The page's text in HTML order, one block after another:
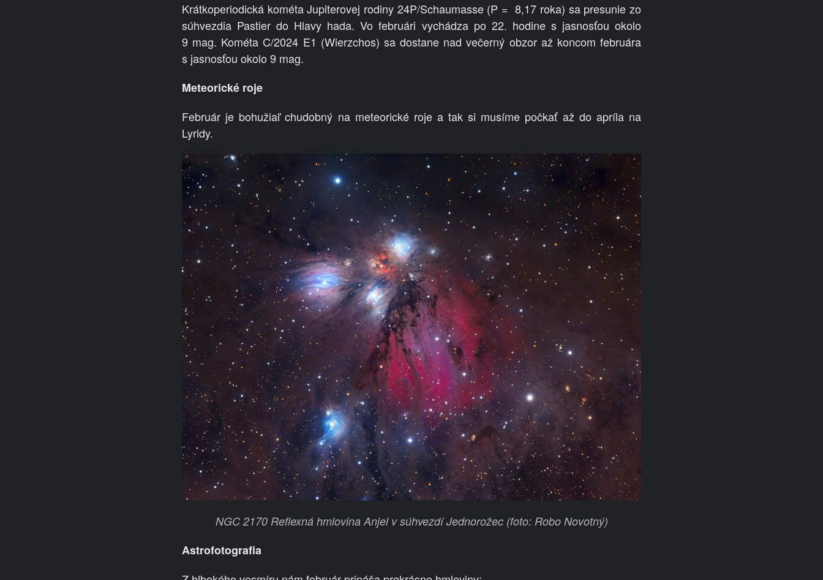
Krátkoperiodická kométa Jupiterovej rodiny 24P/Schaumasse (P = 8,17 roka) sa presunie zo
súhvezdia Pastier do Hlavy hada. Vo februári vychádza po 22. hodine s jasnosťou okolo
9 mag. Kométa C/2024 E1 (Wierzchos) sa dostane nad večerný obzor až koncom februára
s jasnosťou okolo 9 mag.
Meteorické roje
Február je bohužiaľ chudobný na meteorické roje a tak si musíme počkať až do apríla na
Lyridy.
NGC 2170 Reflexná hmlovina Anjel v súhvezdí Jednorožec (foto: Robo Novotný)
Astrofotografia